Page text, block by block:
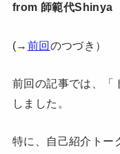
from 師範代Shinya
(→ 前回のつづき）
前回の記事では、「
しました。
特に、自己紹介トー